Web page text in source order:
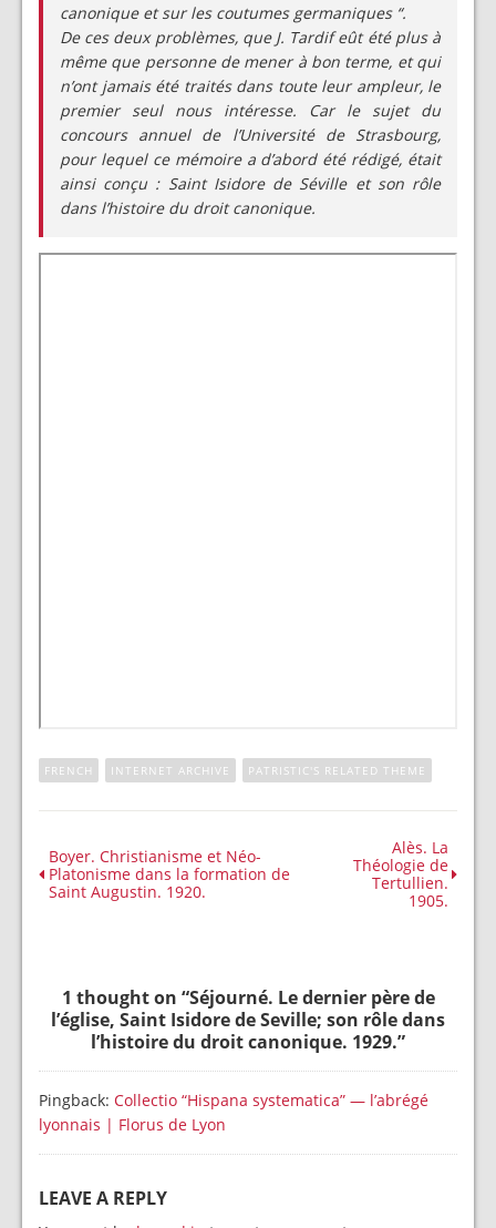
canonique et sur les coutumes germaniques “.
De ces deux problèmes, que J. Tardif eût été plus à
même que personne de mener à bon terme, et qui
n’ont jamais été traités dans toute leur ampleur, le
premier seul nous intéresse. Car le sujet du
concours annuel de l’Université de Strasbourg,
pour lequel ce mémoire a d’abord été rédigé, était
ainsi conçu : Saint Isidore de Séville et son rôle
dans l’histoire du droit canonique.
FRENCH INTERNET ARCHIVE PATRISTIC'S RELATED THEME
Boyer. Christianisme et Néo-
Platonisme dans la formation de
Saint Augustin. 1920.
Alès. La
Théologie de
Tertullien.
1905.
1 thought on “Séjourné. Le dernier père de
l’église, Saint Isidore de Seville; son rôle dans
l’histoire du droit canonique. 1929.”
Pingback: Collectio “Hispana systematica” — l’abrégé
lyonnais | Florus de Lyon
LEAVE A REPLY